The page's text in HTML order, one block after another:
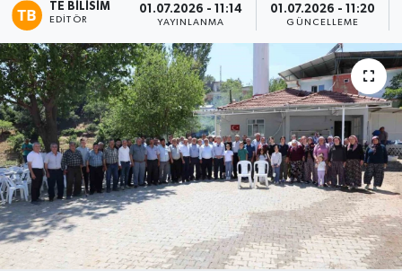
TE BILISIM
EDITÖR
01.07.2026 - 11:14
YAYINLANMA
01.07.2026 - 11:20
GÜNCELLEME